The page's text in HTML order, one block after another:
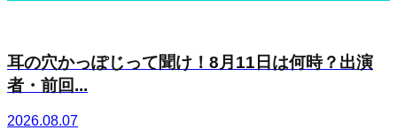
耳の穴かっぽじって聞け！8月11日は何時？出演
者・前回...
2026.08.07